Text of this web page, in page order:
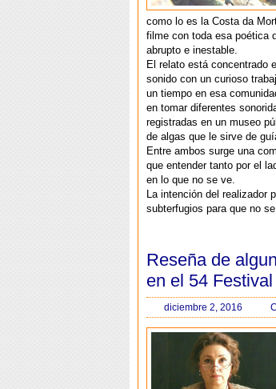
como lo es la Costa da
filme con toda esa poética
abrupto e inestable.
El relato está concentrado
sonido con un curioso
un tiempo en esa
en tomar diferentes
registradas en un museo
de algas que le sirve de
Entre ambos surge una
que entender tanto por el
en lo que no se ve.
La intención del realizador
subterfugios para que no
Reseña de
en el 54
diciembre 2, 2016